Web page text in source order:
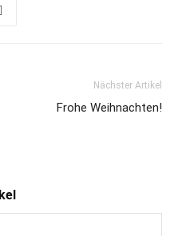
Nächster Artikel
Frohe Weihnachten!